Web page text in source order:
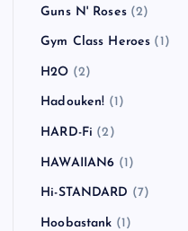
Guns N' Roses(2)
Gym Class Heroes (1)
H2O (2)
Hadouken! (1)
HARD-Fi (2)
HAWAIIAN6 (1)
Hi-STANDARD (7)
Hoobastank (1)